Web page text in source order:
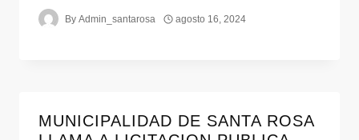
By Admin_santarosa agosto 16, 2024
MUNICIPALIDAD DE SANTA ROSA